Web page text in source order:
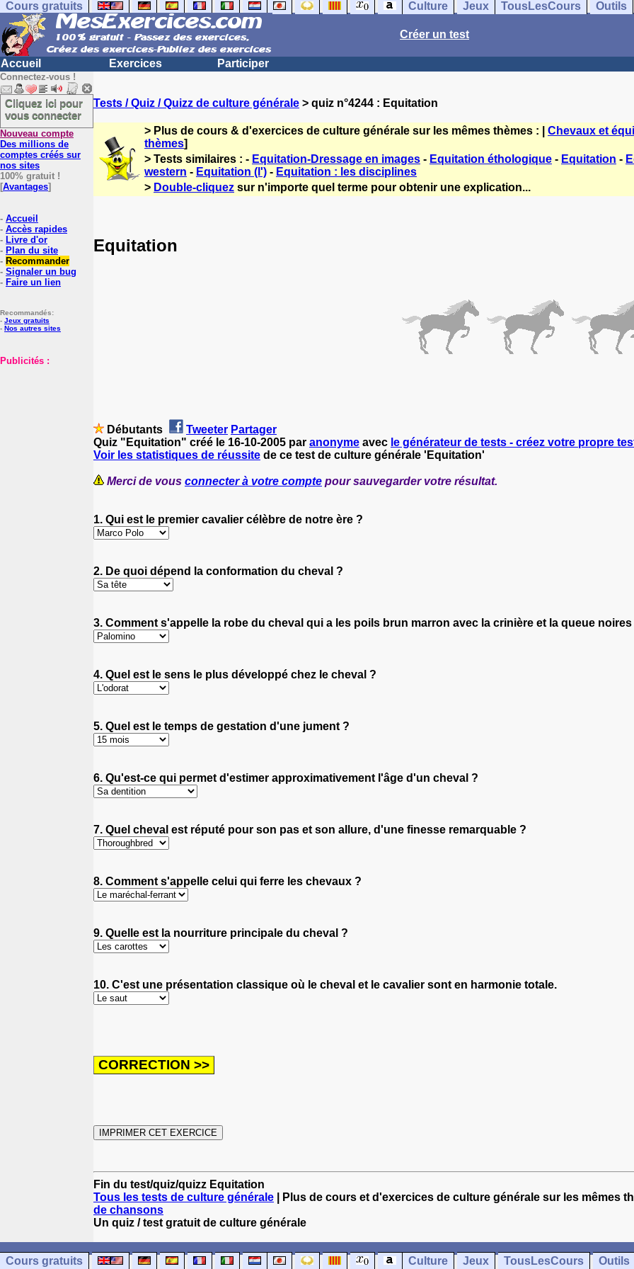
Cours gratuits Culture Jeux TousLesCours Outils
Créer un test
Accueil Exercices Participer
Connectez-vous !
Cliquez ici pour
vous connecter
Nouveau compte
Des millions de
comptes créés sur
nos sites
100% gratuit !
[Avantages]
- Accueil
- Accès rapides
- Livre d'or
- Plan du site
- Recommander
- Signaler un bug
- Faire un lien
Recommandés:
- Jeux gratuits
- Nos autres sites
Publicités :
Tests / Quiz / Quizz de culture générale > quiz n°4244 : Equitation
> Plus de cours & d'exercices de culture générale sur les mêmes thèmes : | Chevaux et
thèmes]
> Tests similaires : - Equitation-Dressage en images - Equitation éthologique - Equitation -
western - Equitation (l') - Equitation : les disciplines
> Double-cliquez sur n'importe quel terme pour obtenir une explication...
Equitation
Débutants Tweeter Partager
Quiz "Equitation" créé le 16-10-2005 par anonyme avec le générateur de tests - créez votre propre
Voir les statistiques de réussite de ce test de culture générale 'Equitation'
Merci de vous connecter à votre compte pour sauvegarder votre résultat.
1. Qui est le premier cavalier célèbre de notre ère ?
2. De quoi dépend la conformation du cheval ?
3. Comment s'appelle la robe du cheval qui a les poils brun marron avec la crinière et la queue noires
4. Quel est le sens le plus développé chez le cheval ?
5. Quel est le temps de gestation d'une jument ?
6. Qu'est-ce qui permet d'estimer approximativement l'âge d'un cheval ?
7. Quel cheval est réputé pour son pas et son allure, d'une finesse remarquable ?
8. Comment s'appelle celui qui ferre les chevaux ?
9. Quelle est la nourriture principale du cheval ?
10. C'est une présentation classique où le cheval et le cavalier sont en harmonie totale.
Fin du test/quiz/quizz Equitation
Tous les tests de culture générale | Plus de cours et d'exercices de culture générale sur les mêmes
de chansons
Un quiz / test gratuit de culture générale
Cours gratuits Culture Jeux TousLesCours Outils